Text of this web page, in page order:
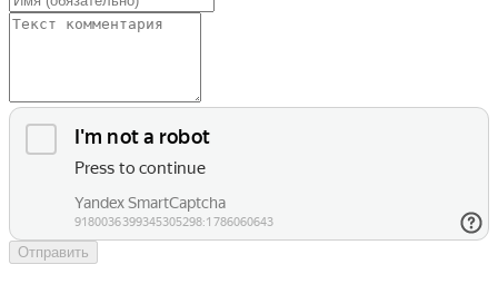
Отправить